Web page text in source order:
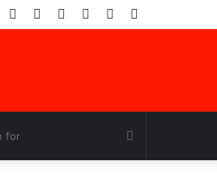
Random
Log
Instagram
YouTube
Twitter
Facebook
Search